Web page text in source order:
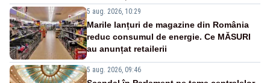
5 aug. 2026, 10:29
Marile lanțuri de magazine din România
reduc consumul de energie. Ce MĂSURI
au anunțat retailerii
5 aug. 2026, 09:46